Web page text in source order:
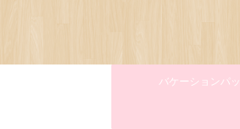
バケーションパ